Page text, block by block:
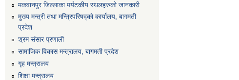
मकवानपुर जिल्लाका पर्यटकीय स्थलहरुको जानकारी
मुख्य मन्त्री तथा मन्त्रिपरिषद्को कार्यालय, बागमती
प्रदेश
श्रम संसार प्रणाली
सामाजिक विकास मन्त्रालय, बागमती प्रदेश
गृह मन्त्रालय
शिक्षा मन्त्रालय